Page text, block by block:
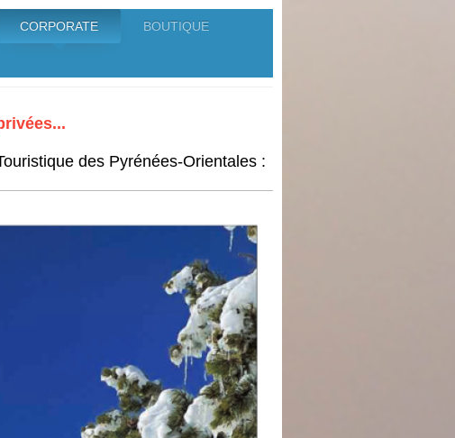
CORPORATE BOUTIQUE
des Pyrénées-Orientales :